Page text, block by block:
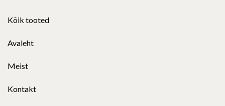
Kõik tooted
Avaleht
Meist
Kontakt